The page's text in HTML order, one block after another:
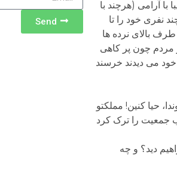
آرامی (هرچند با
نفری خود را تا
بالای نرده ها
مردم چون پر کاهی
خود می دیدند خرسند
حیا کنین! مملکتو
جمعیت را ترک کرد
دید؟ و چه
Send